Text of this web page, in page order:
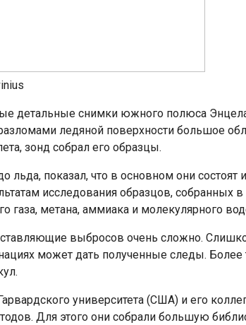
детальные снимки южного полюса
ледяной поверхности большое
зонд собрал его образцы.
показал, что в основном они состоят
исследования образцов, собранных в
газа, метана, аммиака и молекулярного
выбросов очень сложно.
может дать полученные следы. Более
университета (США) и его
Для этого они собрали большую